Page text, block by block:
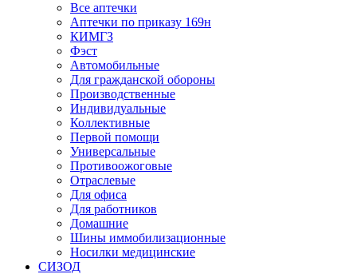
Все аптечки
Аптечки по приказу 169н
КИМГЗ
Фэст
Автомобильные
Для гражданской обороны
Производственные
Индивидуальные
Коллективные
Первой помощи
Универсальные
Противоожоговые
Отраслевые
Для офиса
Для работников
Домашние
Шины иммобилизационные
Носилки медицинские
СИЗОД